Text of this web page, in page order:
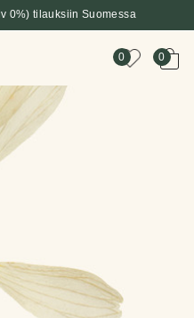
0%) tilauksiin Suomessa
0 0